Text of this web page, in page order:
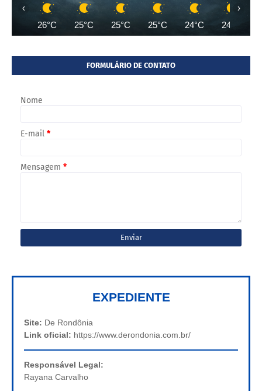
26°C 25°C 25°C 25°C 24°C 24°C
‹ ›
FORMULÁRIO DE CONTATO
Nome
E-mail *
Mensagem *
EXPEDIENTE
Site: De Rondônia
Link oficial: https://www.derondonia.com.br/
Responsável Legal:
Rayana Carvalho